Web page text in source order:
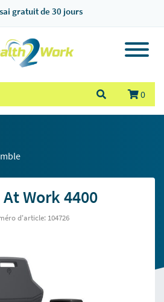
gratuit de 30 jours
0
At Work 4400
d'article: 104726